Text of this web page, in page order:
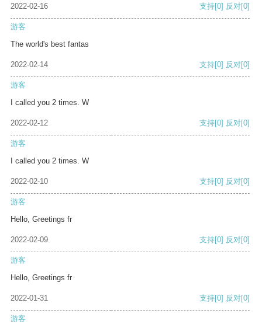
2022-02-16 支持[0] 反对[0]
游客
The world's best fantas
2022-02-14 支持[0] 反对[0]
游客
I called you 2 times. W
2022-02-12 支持[0] 反对[0]
游客
I called you 2 times. W
2022-02-10 支持[0] 反对[0]
游客
Hello, Greetings fr
2022-02-09 支持[0] 反对[0]
游客
Hello, Greetings fr
2022-01-31 支持[0] 反对[0]
游客